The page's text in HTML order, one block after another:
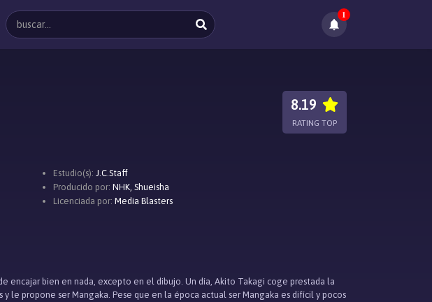
1
8.19
RATING TOP
Estudio(s): J.C.Staff
Producido por: NHK, Shueisha
Licenciada por: Media Blasters
encajar bien en nada, excepto en el dibujo. Un día, Akito Takagi coge prestada la
le propone ser Mangaka. Pese que en la época actual ser Mangaka es difícil y pocos